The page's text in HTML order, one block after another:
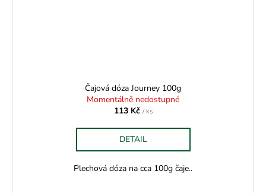
Čajová dóza Journey 100g
Momentálně nedostupné
113 Kč / ks
DETAIL
Plechová dóza na cca 100g čaje..